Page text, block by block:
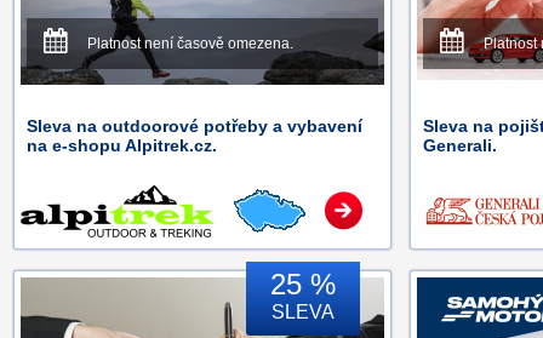
Platnost není časově omezena.
Sleva na outdoorové potřeby a vybavení
na e-shopu Alpitrek.cz.
Platnost
Sleva na
Generali.
25 %
SLEVA